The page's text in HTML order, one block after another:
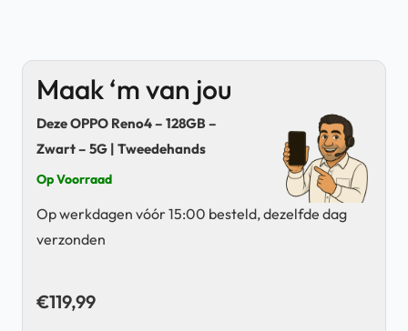
Maak ‘m van jou
Deze OPPO Reno4 – 128GB –
Zwart – 5G | Tweedehands
Op Voorraad
Op werkdagen vóór 15:00 besteld, dezelfde dag
verzonden
€119,99